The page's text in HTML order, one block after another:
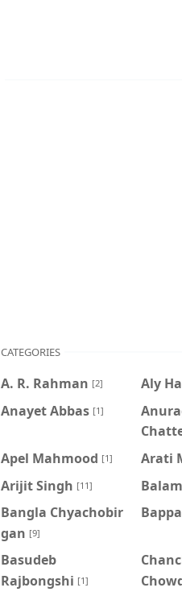
CATEGORIES
A. R. Rahman [2] Aly
Anayet Abbas [1]
Apel Mahmood [1] Arati
Arijit Singh [11] Balam
Bangla Chyachobir
gan [9]
Basudeb
Rajbongshi [1]